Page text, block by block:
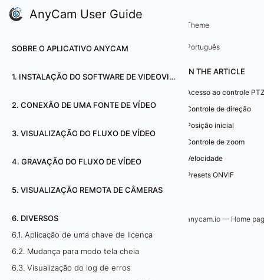
AnyCam User Guide
SOBRE O APLICATIVO ANYCAM
1. INSTALAÇÃO DO SOFTWARE DE VIDEOVIGILÂNCIA ANYCAM
2. CONEXÃO DE UMA FONTE DE VÍDEO
3. VISUALIZAÇÃO DO FLUXO DE VÍDEO
4. GRAVAÇÃO DO FLUXO DE VÍDEO
5. VISUALIZAÇÃO REMOTA DE CÂMERAS
6. DIVERSOS
6.1. Aplicação de uma chave de licença
6.2. Mudança para modo tela cheia
6.3. Visualização do log de erros
.
C
n
r
Theme
Português
IN THE ARTICLE
Acesso ao controle
Controle de direção
Posição inicial
Controle de zoom
Velocidade
Presets ONVIF
anycam.io — Home